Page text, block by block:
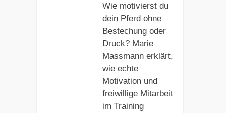
Wie motivierst du
dein Pferd ohne
Bestechung oder
Druck? Marie
Massmann erklärt,
wie echte
Motivation und
freiwillige Mitarbeit
im Training